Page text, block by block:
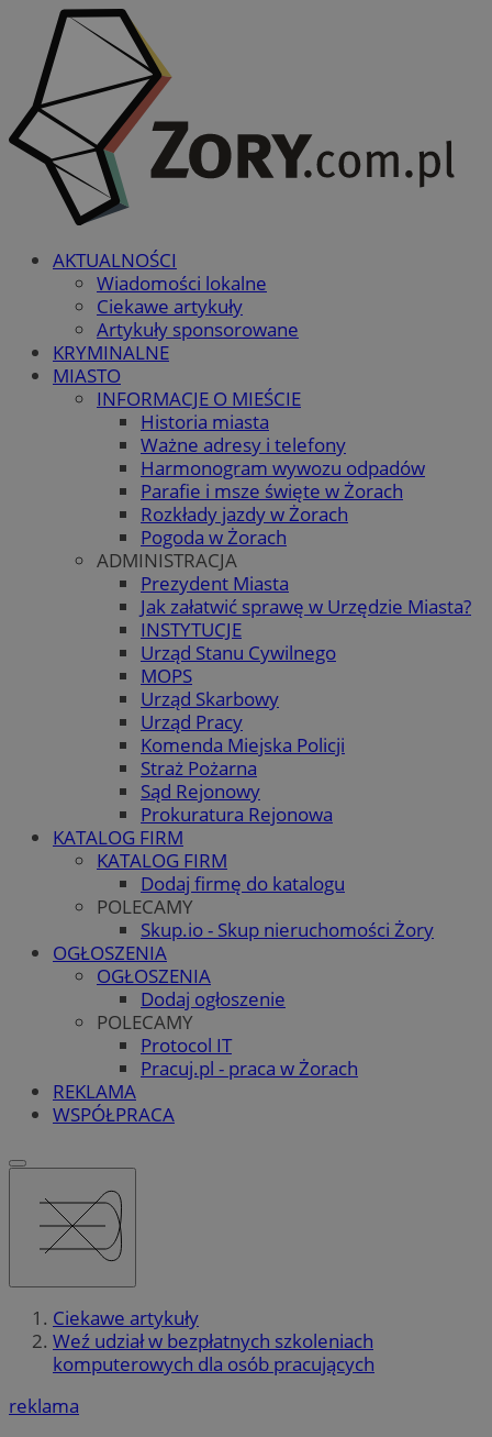
AKTUALNOŚCI
Wiadomości lokalne
Ciekawe artykuły
Artykuły sponsorowane
KRYMINALNE
MIASTO
INFORMACJE O MIEŚCIE
Historia miasta
Ważne adresy i telefony
Harmonogram wywozu odpadów
Parafie i msze święte w Żorach
Rozkłady jazdy w Żorach
Pogoda w Żorach
ADMINISTRACJA
Prezydent Miasta
Jak załatwić sprawę w Urzędzie Miasta?
INSTYTUCJE
Urząd Stanu Cywilnego
MOPS
Urząd Skarbowy
Urząd Pracy
Komenda Miejska Policji
Straż Pożarna
Sąd Rejonowy
Prokuratura Rejonowa
KATALOG FIRM
KATALOG FIRM
Dodaj firmę do katalogu
POLECAMY
Skup.io - Skup nieruchomości Żory
OGŁOSZENIA
OGŁOSZENIA
Dodaj ogłoszenie
POLECAMY
Protocol IT
Pracuj.pl - praca w Żorach
REKLAMA
WSPÓŁPRACA
Ciekawe artykuły
Weź udział w bezpłatnych szkoleniach
komputerowych dla osób pracujących
reklama